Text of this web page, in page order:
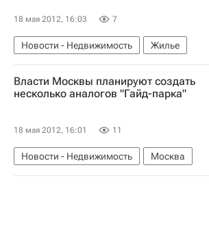
18 мая 2012, 16:03 7
Новости - Недвижимость
Жилье
Аварийные дома
Смоленская область
Фонд ЖКХ
Россия
Власти Москвы планируют создать
несколько аналогов "Гайд-парка"
18 мая 2012, 16:01 11
Новости - Недвижимость
Москва
Социальная инфраструктура